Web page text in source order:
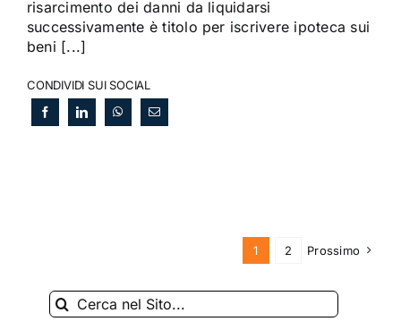
risarcimento dei danni da liquidarsi
successivamente è titolo per iscrivere ipoteca sui
beni [...]
CONDIVIDI SUI SOCIAL
1 2 Prossimo
Cerca
per: